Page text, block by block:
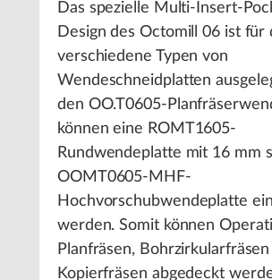
Das spezielle Multi-Insert-
Design des Octomill 06 ist für
verschiedene Typen von
Wendeschneidplatten
den OO.T0605-
können eine ROMT1605-
Rundwendeplatte mit 16 mm
OOMT0605-MHF-
Hochvorschubwendeplatte
werden. Somit können
Planfräsen, Bohrzirkularfräsen
Kopierfräsen abgedeckt